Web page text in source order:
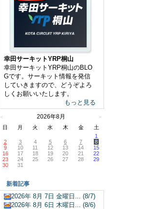
幸田サーキットYRP桐山
幸田サーキットYRP桐山のBLO
Gです。サーキット情報を発信
していきますので、どうぞよろ
しくお願いいたします。
もっと見る
＜ 2026年8月
＞
日
月 火 水 木 金
土
1
2
3 4 5 6 7
8
9
10 11 12 13 14
15
16
17 18 19 20 21
22
23
24 25 26 27 28
29
30
31
新着記事
2026年 8月 7日 金曜日... (8/7)
2026年 8月 6日 木曜日... (8/6)